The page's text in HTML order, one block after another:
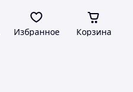
Избранное Корзина